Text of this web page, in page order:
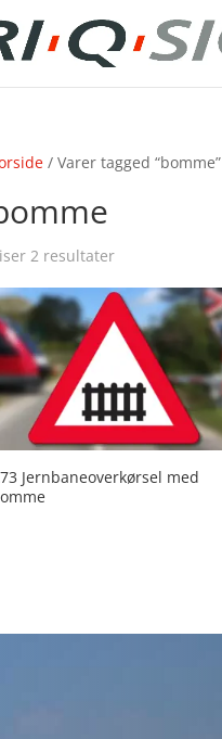
/ Varer tagged “bomme”
2 resultater
Jernbaneoverkørsel med